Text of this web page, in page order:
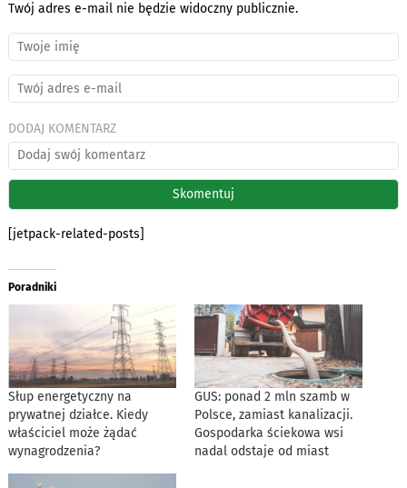
Twój adres e-mail nie będzie widoczny publicznie.
DODAJ KOMENTARZ
[jetpack-related-posts]
Poradniki
Słup energetyczny na
prywatnej działce. Kiedy
właściciel może żądać
wynagrodzenia?
GUS: ponad 2 mln szamb w
Polsce, zamiast kanalizacji.
Gospodarka ściekowa wsi
nadal odstaje od miast